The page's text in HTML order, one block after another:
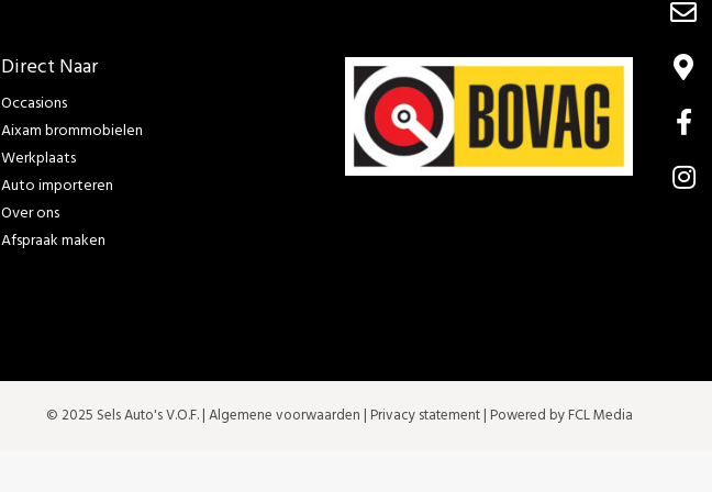
Direct Naar
Occasions
Aixam brommobielen
Werkplaats
Auto importeren
Over ons
Afspraak maken
© 2025 Sels Auto's V.O.F. |Algemene voorwaarden | Privacy statement| Powered by FCL Media